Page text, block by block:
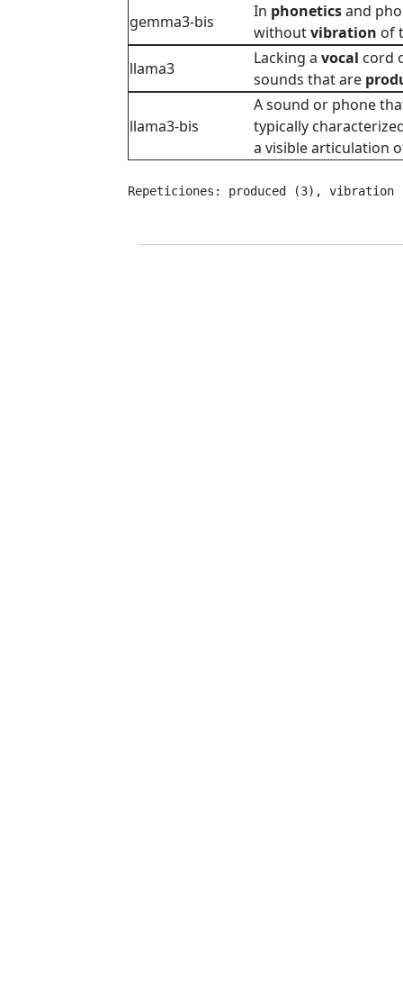
gemma3-bis
In phoneticsand
withoutvibration of
llama3
Lacking a vocal cord
sounds that are
llama3-bis
A sound or phone
typically
a visible articulation
Repeticiones: produced (3),